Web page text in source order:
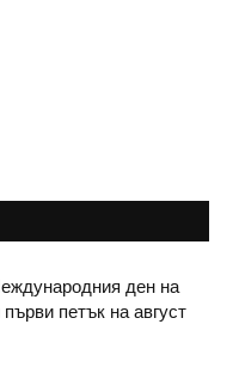
ден на
петък на август